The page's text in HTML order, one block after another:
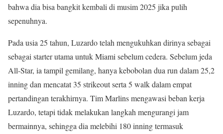
bahwa dia bisa bangkit kembali di musim 2025 jika pulih
sepenuhnya.
Pada usia 25 tahun, Luzardo telah mengukuhkan dirinya sebagai
sebagai starter utama untuk Miami sebelum cedera. Sebelum jeda
All-Star, ia tampil gemilang, hanya kebobolan dua run dalam 25,2
inning dan mencatat 35 strikeout serta 5 walk dalam empat
pertandingan terakhirnya. Tim Marlins mengawasi beban kerja
Luzardo, tetapi tidak melakukan langkah mengurangi jam
bermainnya, sehingga dia melebihi 180 inning termasuk